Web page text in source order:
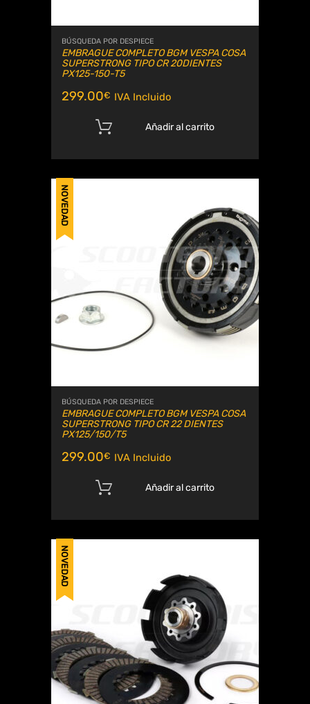
BÚSQUEDA POR DESPIECE
EMBRAGUE COMPLETO BGM VESPA COSA
SUPERSTRONG TIPO CR 20DIENTES
PX125-150-T5
299.00€ IVA Incluido
Añadir al carrito
NOVEDAD
BÚSQUEDA POR DESPIECE
EMBRAGUE COMPLETO BGM VESPA COSA
SUPERSTRONG TIPO CR 22 DIENTES
PX125/150/T5
299.00€ IVA Incluido
Añadir al carrito
NOVEDAD